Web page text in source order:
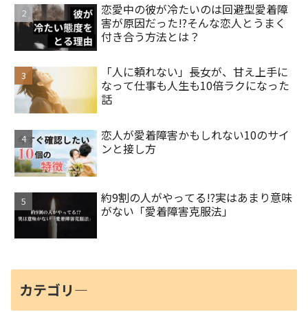
恋愛中の彼が冷たいのは回避型愛着障
害が原因だった!?そんな恋人とうまく
付き合う方法とは？
「人に頼れない」長女が、甘え上手に
なって仕事も人生も10倍ラクになった
話
恋人が愛着障害かもしれない10のサイ
ンと接し方
約9割の人がやってる!?実はあまり意味
がない「愛着障害克服法」
カテゴリ―